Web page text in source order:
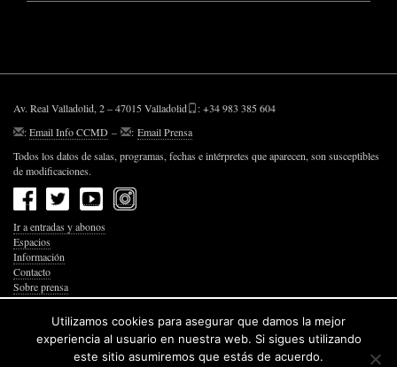
Av. Real Valladolid, 2 – 47015 Valladolid
: +34 983 385 604
:Email Info CCMD – : Email Prensa
Todos los datos de salas, programas, fechas e intérpretes que aparecen, son susceptibles
de modificaciones.
Ir a entradas y abonos
Espacios
Información
Contacto
Sobre prensa
Política de Privacidad
Política de Cookies
Accesibilidad Web
Utilizamos cookies para asegurar que damos la mejor
experiencia al usuario en nuestra web. Si sigues utilizando
este sitio asumiremos que estás de acuerdo.